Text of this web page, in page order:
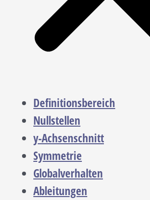
Definitionsbereich
Nullstellen
y-Achsenschnitt
Symmetrie
Globalverhalten
Ableitungen